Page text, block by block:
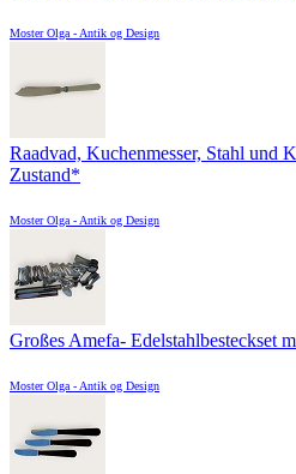
Moster Olga - Antik og Design
Raadvad, Kuchenmesser, Stahl und
Zustand*
Moster Olga - Antik og Design
Großes Amefa- Edelstahlbesteckset
Moster Olga - Antik og Design